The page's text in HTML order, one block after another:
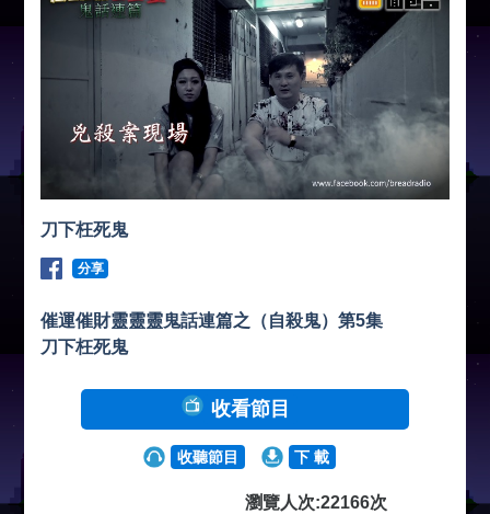
刀下枉死鬼
分享
催運催財靈靈靈鬼話連篇之（自殺鬼）第5集
刀下枉死鬼
收看節目
收聽節目 下 載
瀏覽人次:22166次